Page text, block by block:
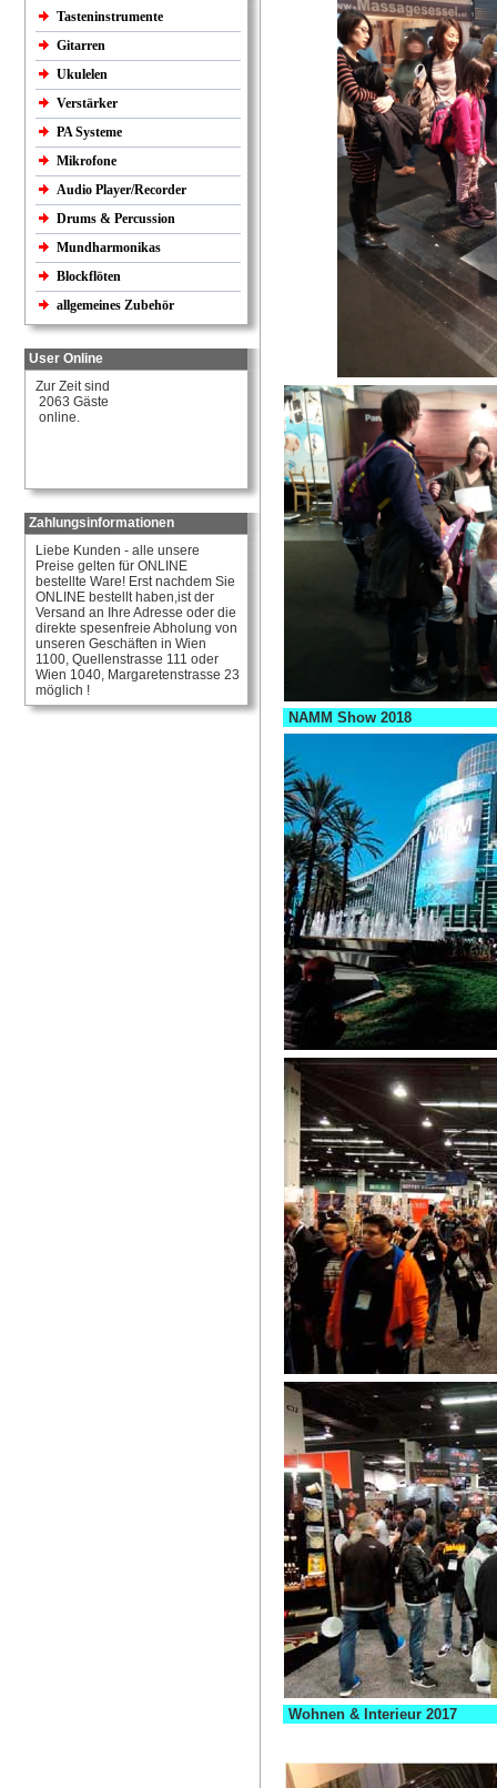
Tasteninstrumente
Gitarren
Ukulelen
Verstärker
PA Systeme
Mikrofone
Audio Player/Recorder
Drums & Percussion
Mundharmonikas
Blockflöten
allgemeines Zubehör
User Online
Zur Zeit sind
2063 Gäste
online.
Zahlungsinformationen
Liebe Kunden - alle unsere
Preise gelten für ONLINE
bestellte Ware! Erst nachdem Sie
ONLINE bestellt haben,ist der
Versand an Ihre Adresse oder die
direkte spesenfreie Abholung von
unseren Geschäften in Wien
1100, Quellenstrasse 111 oder
Wien 1040, Margaretenstrasse 23
möglich !
NAMM Show 2018
Wohnen & Interieur 2017